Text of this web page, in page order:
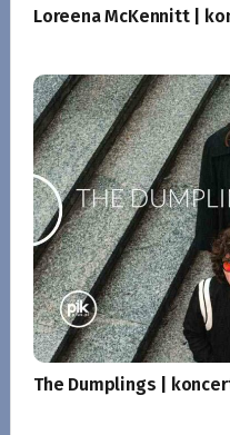
Loreena McKennitt |
The Dumplings |